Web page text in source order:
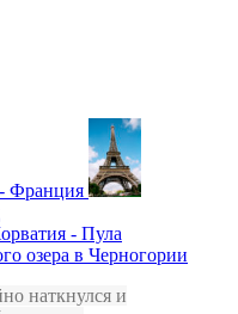
наткнулся и